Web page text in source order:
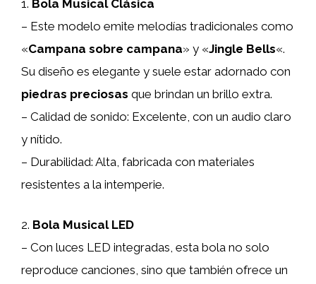
1. Bola Musical Clásica
– Este modelo emite melodías tradicionales como
«Campana sobre campana» y «Jingle Bells«.
Su diseño es elegante y suele estar adornado con
piedras preciosas que brindan un brillo extra.
– Calidad de sonido: Excelente, con un audio claro
y nítido.
– Durabilidad: Alta, fabricada con materiales
resistentes a la intemperie.
2. Bola Musical LED
– Con luces LED integradas, esta bola no solo
reproduce canciones, sino que también ofrece un